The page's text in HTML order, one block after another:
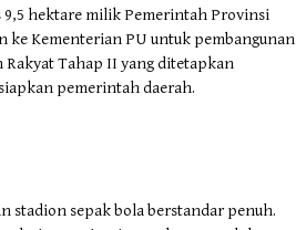
9,5 hektare milik Pemerintah Provinsi
ke Kementerian PU untuk pembangunan
Rakyat Tahap II yang ditetapkan
pemerintah daerah.
stadion sepak bola berstandar penuh.